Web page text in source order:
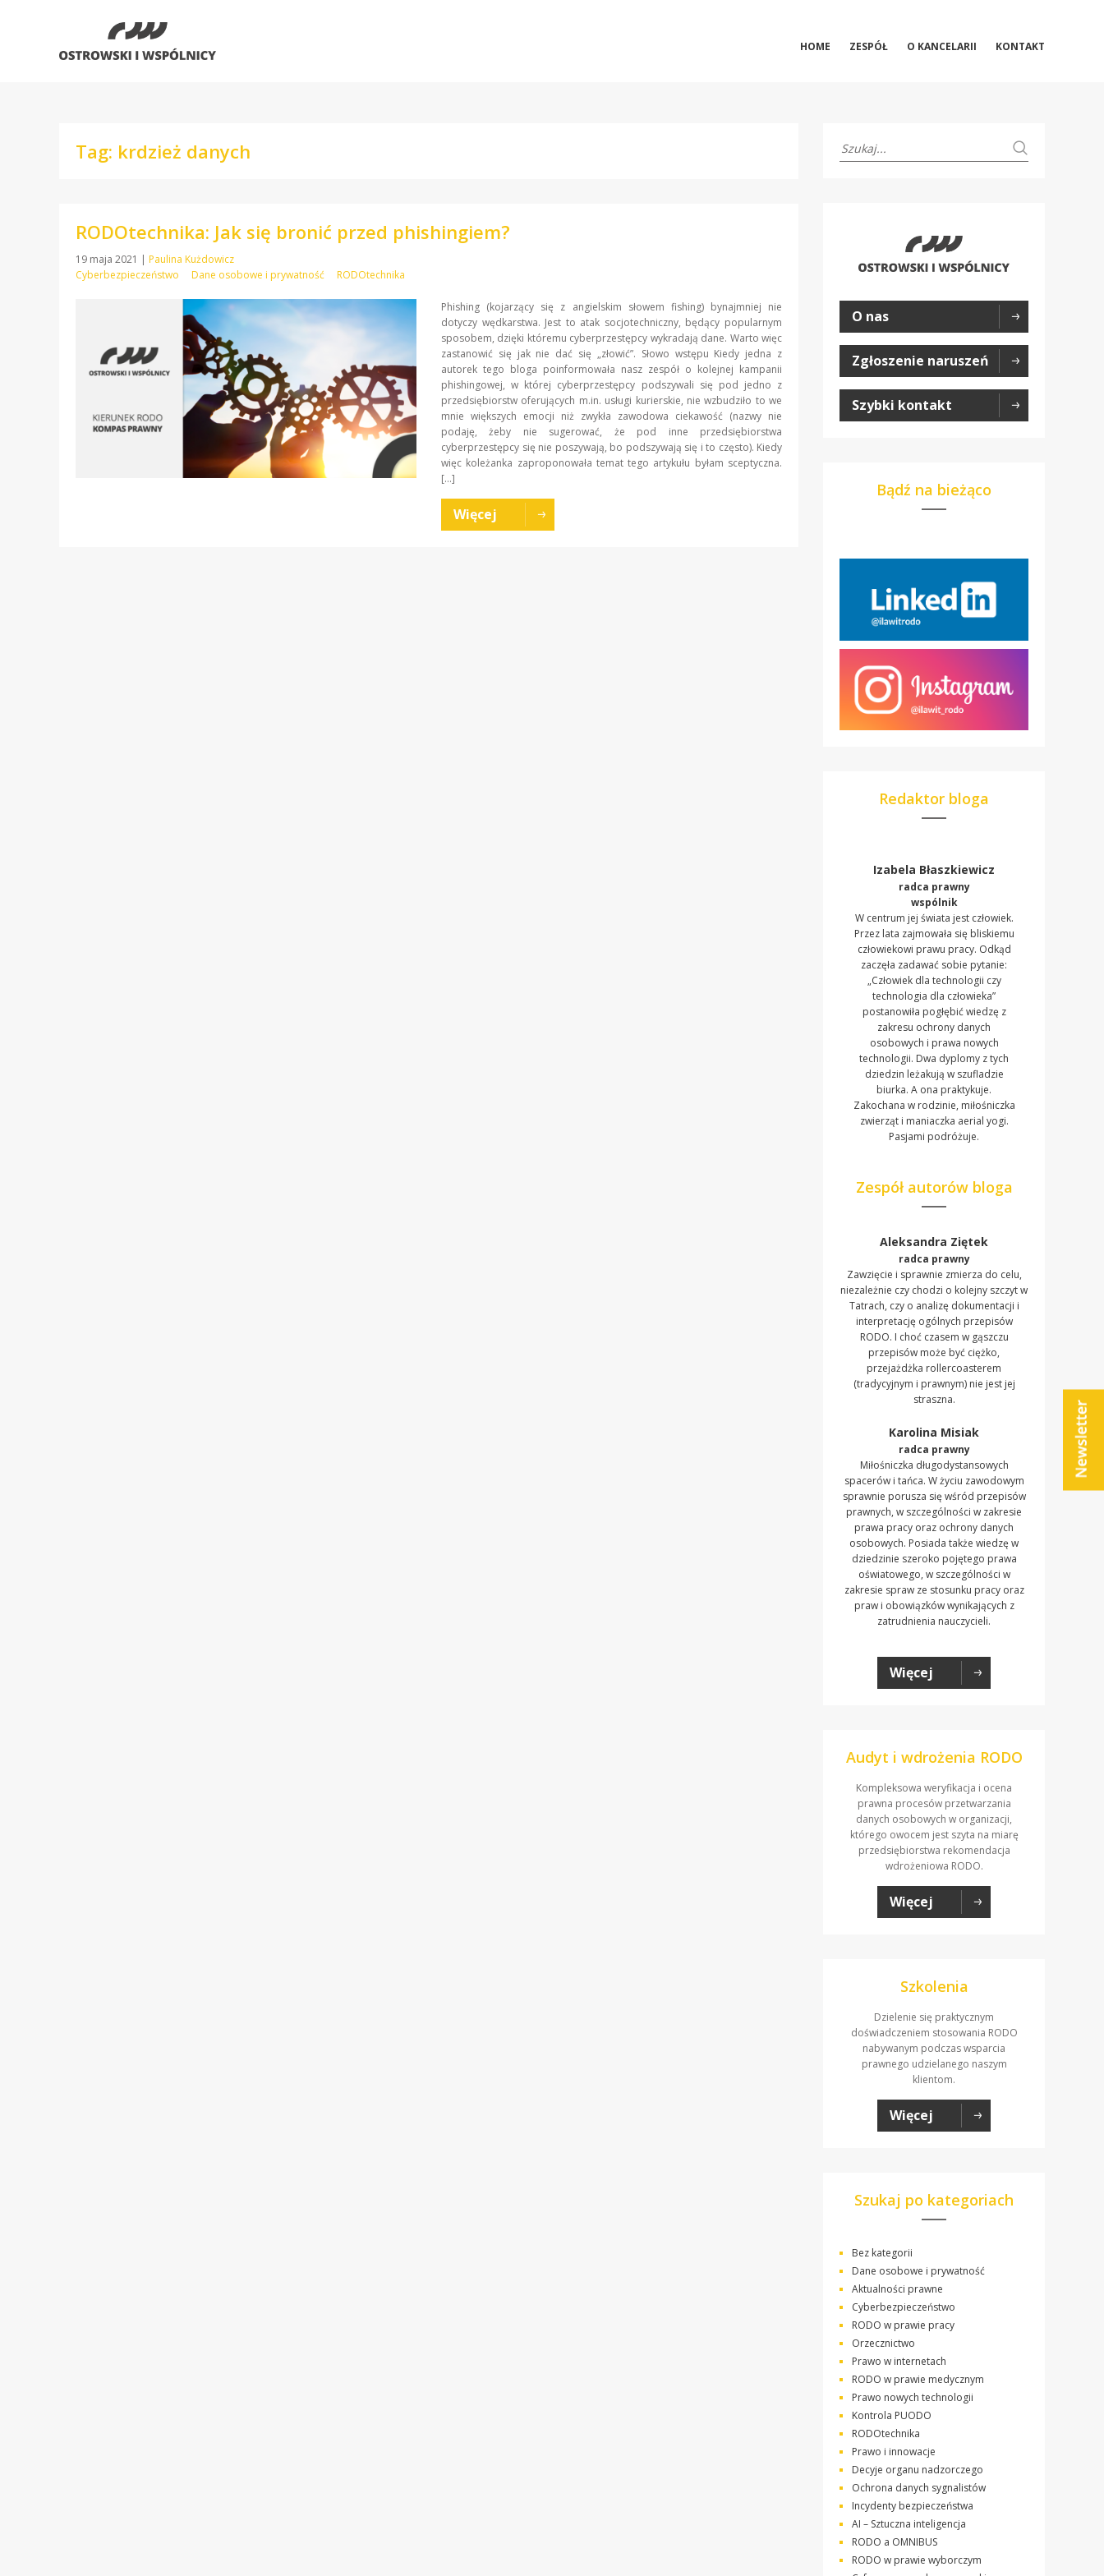
HOME ZESPÓŁ O KANCELARII KONTAKT
Tag: krdzież danych
RODOtechnika: Jak się bronić przed phishingiem?
19 maja 2021 | Paulina Kużdowicz
Cyberbezpieczeństwo
Dane osobowe i prywatność RODOtechnika
Phishing (kojarzący się z angielskim słowem fishing) bynajmniej nie
dotyczy wędkarstwa. Jest to atak socjotechniczny, będący popularnym
sposobem, dzięki któremu cyberprzestępcy wykradają dane. Warto więc
zastanowić się jak nie dać się „złowić”. Słowo wstępu Kiedy jedna z
autorek tego bloga poinformowała nasz zespół o kolejnej kampanii
phishingowej, w której cyberprzestępcy podszywali się pod jedno z
przedsiębiorstw oferujących m.in. usługi kurierskie, nie wzbudziło to we
mnie większych emocji niż zwykła zawodowa ciekawość (nazwy nie
podaję, żeby nie sugerować, że pod inne przedsiębiorstwa
cyberprzestępcy się nie poszywają, bo podszywają się i to często). Kiedy
więc koleżanka zaproponowała temat tego artykułu byłam sceptyczna.
[…]
Więcej
O nas
Zgłoszenie naruszeń
Szybki kontakt
Bądź na bieżąco
Redaktor bloga
Izabela Błaszkiewicz
radca prawny
wspólnik
W centrum jej świata jest człowiek.
Przez lata zajmowała się bliskiemu
człowiekowi prawu pracy. Odkąd
zaczęła zadawać sobie pytanie:
„Człowiek dla technologii czy
technologia dla człowieka”
postanowiła pogłębić wiedzę z
zakresu ochrony danych
osobowych i prawa nowych
technologii. Dwa dyplomy z tych
dziedzin leżakują w szufladzie
biurka. A ona praktykuje.
Zakochana w rodzinie, miłośniczka
zwierząt i maniaczka aerial yogi.
Pasjami podróżuje.
Zespół autorów bloga
Aleksandra Ziętek
radca prawny
Zawzięcie i sprawnie zmierza do celu,
niezależnie czy chodzi o kolejny szczyt w
Tatrach, czy o analizę dokumentacji i
interpretację ogólnych przepisów
RODO. I choć czasem w gąszczu
przepisów może być ciężko,
przejażdżka rollercoasterem
(tradycyjnym i prawnym) nie jest jej
straszna.
Karolina Misiak
radca prawny
Miłośniczka długodystansowych
spacerów i tańca. W życiu zawodowym
sprawnie porusza się wśród przepisów
prawnych, w szczególności w zakresie
prawa pracy oraz ochrony danych
osobowych. Posiada także wiedzę w
dziedzinie szeroko pojętego prawa
oświatowego, w szczególności w
zakresie spraw ze stosunku pracy oraz
praw i obowiązków wynikających z
zatrudnienia nauczycieli.
Więcej
Audyt i wdrożenia RODO
Kompleksowa weryfikacja i ocena
prawna procesów przetwarzania
danych osobowych w organizacji,
którego owocem jest szyta na miarę
przedsiębiorstwa rekomendacja
wdrożeniowa RODO.
Więcej
Szkolenia
Dzielenie się praktycznym
doświadczeniem stosowania RODO
nabywanym podczas wsparcia
prawnego udzielanego naszym
klientom.
Więcej
Szukaj po kategoriach
Bez kategorii
Dane osobowe i prywatność
Aktualności prawne
Cyberbezpieczeństwo
RODO w prawie pracy
Orzecznictwo
Prawo w internetach
RODO w prawie medycznym
Prawo nowych technologii
Kontrola PUODO
RODOtechnika
Prawo i innowacje
Decyje organu nadzorczego
Ochrona danych sygnalistów
Incydenty bezpieczeństwa
AI – Sztuczna inteligencja
RODO a OMNIBUS
RODO w prawie wyborczym